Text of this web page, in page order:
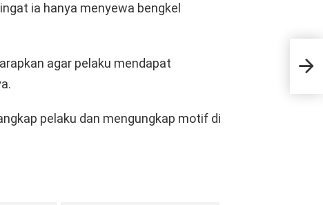
ia hanya menyewa bengkel
agar pelaku mendapat
pelaku dan mengungkap motif di